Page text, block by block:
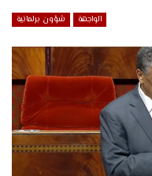
الواجهة شؤون برلمانية